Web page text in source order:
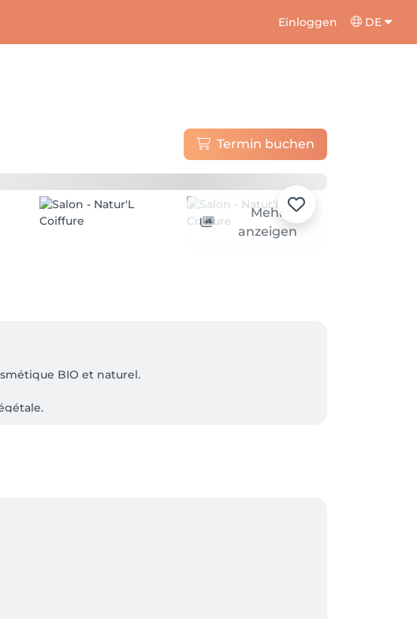
Einloggen DE
Termin buchen
Mehr
anzeigen
BIO et naturel.
d’annulation spécifiques s’appliquent. Le jour